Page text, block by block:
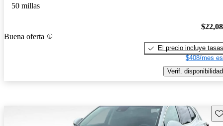
50 millas
Buena oferta
El precio incluye tasas
$408/mes
Verif. disponibilidad